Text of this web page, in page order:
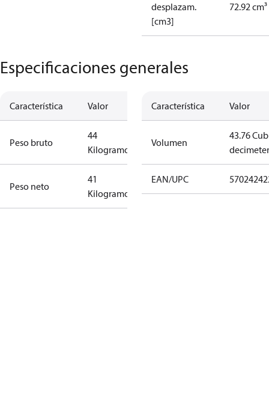
desplazam.
[cm3]
72.92 cm³
Especificaciones generales
Característica Valor
Peso bruto
44
Kilogramo
Peso neto
41
Kilogramo
Característica Valor
Volumen
43.76
decimeter
EAN/UPC